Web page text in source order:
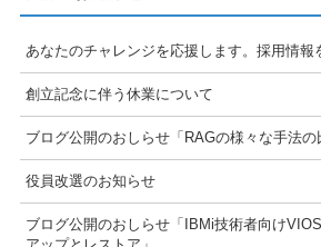
あなたのチャレンジを応援します。採用情報
創立記念に伴う休業について
ブログ公開のおしらせ「RAGの様々な手法の
役員改選のお知らせ
ブログ公開のおしらせ「IBMi技術者向け